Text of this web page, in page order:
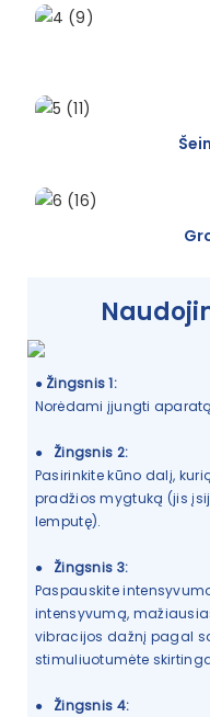
● Žingsnis 1:
Norėdami įjungti
●
Žingsnis 2:
Pasirinkite kūno dalį,
pradžios mygtuką (jis
lemputę).
●
Žingsnis 3:
Paspauskite
intensyvumą,
vibracijos dažnį pagal
stimuliuotumėte
●
Žingsnis 4: